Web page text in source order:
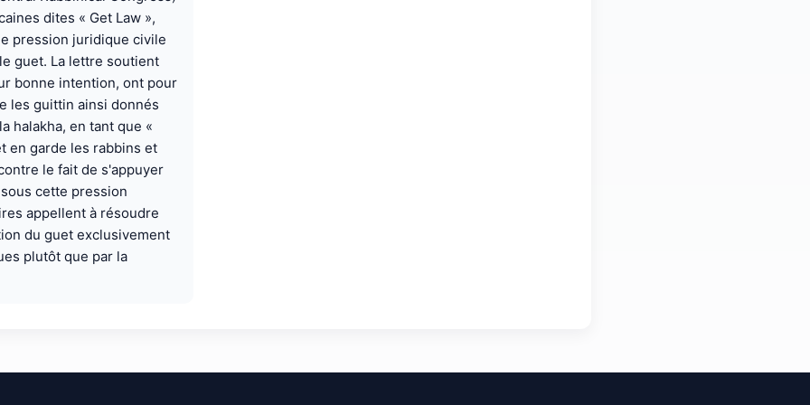
dites « Get Law »,
pression juridique civile
guet. La lettre soutient
bonne intention, ont pour
les guittin ainsi donnés
halakha, en tant que «
en garde les rabbins et
le fait de s'appuyer
cette pression
appellent à résoudre
du guet exclusivement
plutôt que par la